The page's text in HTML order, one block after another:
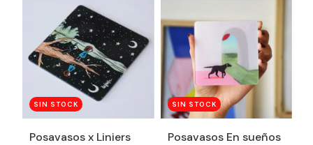
SIN STOCK
Posavasos x Liniers
SIN STOCK
Posavasos En sueños